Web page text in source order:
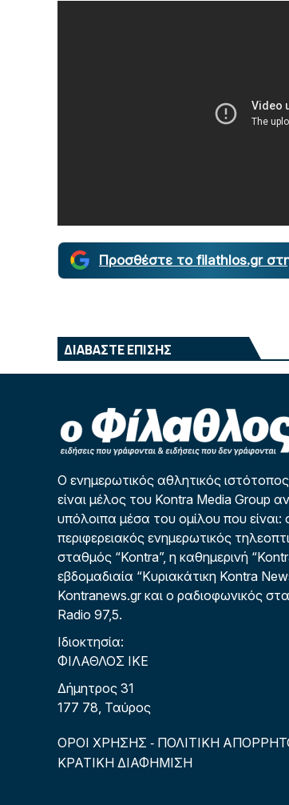
Προσθέστε το filathlos.gr
ΔΙΑΒΑΣΤΕ ΕΠΙΣΗΣ
Ο ενημερωτικός αθλητικός
είναι μέλος του Kontra Media Group
υπόλοιπα μέσα του ομίλου που είναι:
περιφερειακός ενημερωτικός
σταθμός “Kontra”, η καθημερινή
εβδομαδιαία “Κυριακάτικη Kontra
Kontranews.gr και ο ραδιοφωνικός
Radio 97,5.
Ιδιοκτησία:
ΦΙΛΑΘΛΟΣ ΙΚΕ
Δήμητρος 31
177 78, Ταύρος
ΟΡΟΙ ΧΡΗΣΗΣ - ΠΟΛΙΤΙΚΗ
ΚΡΑΤΙΚΗ ΔΙΑΦΗΜΙΣΗ